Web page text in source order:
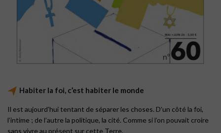
Habiter la foi, c’est habiter le monde
Il est aujourd’hui tentant de séparer les choses. D’un côté la foi,
l’intime ; de l’autre la politique, la cité. Comme si l’on pouvait croire
sans vivre au présent sur cette Terre.